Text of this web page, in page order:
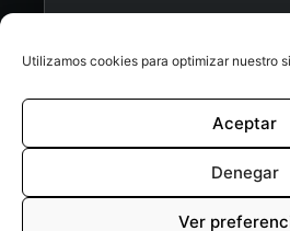
Utilizamos cookies para optimizar nuestro
Aceptar
Denegar
Ver
© 2026 Novalbos. Todos los
web by Esquío
Aviso Legal|Política de Privacidad|